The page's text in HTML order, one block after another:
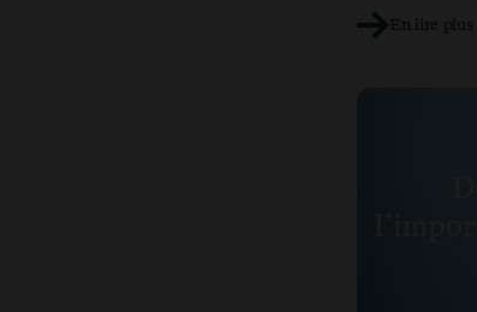
En lire plus